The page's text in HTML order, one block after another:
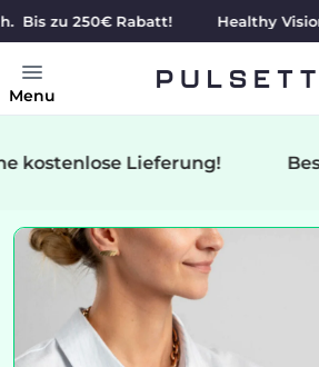
zu 250€ Rabatt! Healthy Vision
Menu
Lieferung!